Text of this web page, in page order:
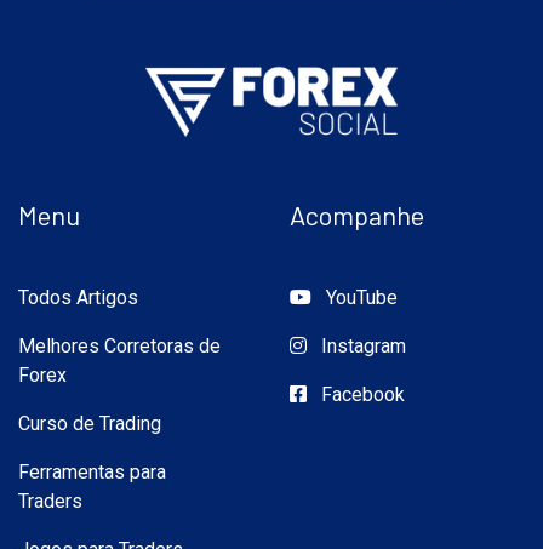
Menu
Todos Artigos
Melhores Corretoras de
Forex
Curso de Trading
Ferramentas para
Traders
Acompanhe
YouTube
Instagram
Facebook